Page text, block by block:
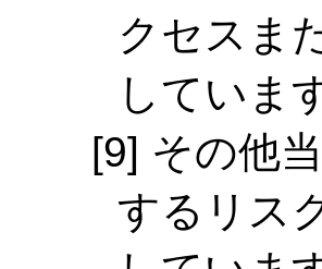
クセスま
していま
その他
するリス